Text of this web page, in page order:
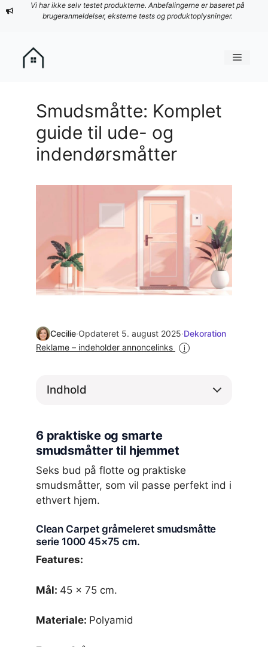
Hop
Vi har ikke selv testet produkterne. Anbefalingerne er baseret på
brugeranmeldelser, eksterne tests og produktoplysninger.
Menu
Smudsmåtte: Komplet
guide til ude- og
indendørsmåtter
Cecilie·Opdateret 5. august 2025·Dekoration
Reklame – indeholder annoncelinks
i
Indhold
6 praktiske og smarte
smudsmåtter til hjemmet
Seks bud på flotte og praktiske
smudsmåtter, som vil passe perfekt ind i
ethvert hjem.
Clean Carpet gråmeleret smudsmåtte
serie 1000 45×75 cm.
Features:
Mål: 45 x 75 cm.
Materiale: Polyamid